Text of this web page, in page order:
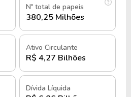
foi criada a
Belo Horizonte, pelo
originalmente como
Água e Esgoto (COMAG) e
Nº total de papeis
380,25 Milhões
Ativo Circulante
R$ 4,27 Bilhões
Dívida Líquida